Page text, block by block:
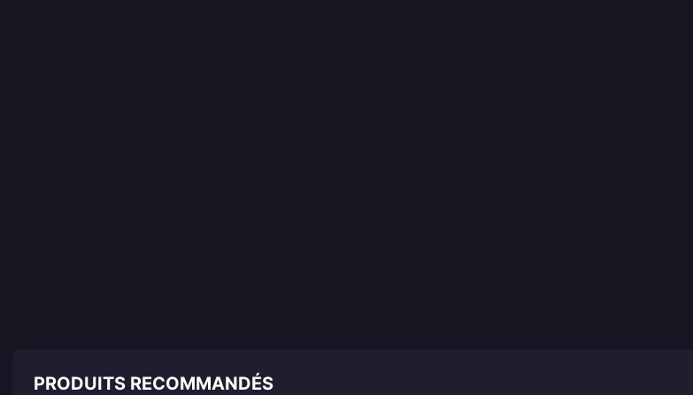
PRODUITS RECOMMANDÉS